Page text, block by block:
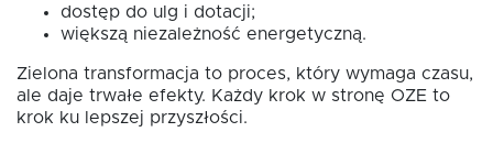
dostęp do ulg i dotacji;
większą niezależność energetyczną.
Zielona transformacja to proces, który wymaga czasu,
ale daje trwałe efekty. Każdy krok w stronę OZE to
krok ku lepszej przyszłości.